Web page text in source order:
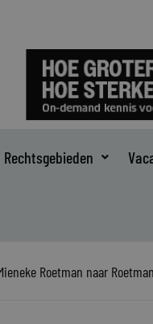
Rechtsgebieden
Roetman naar